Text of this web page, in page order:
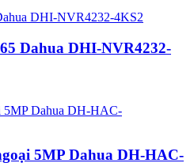
Dahua DHI-NVR4232-
5MP Dahua DH-HAC-